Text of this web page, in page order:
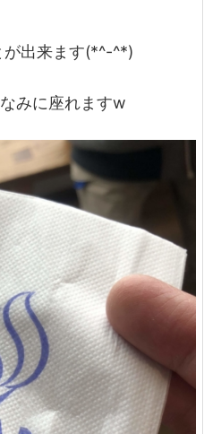
が出来ます(*^-^*)
みに座れますw